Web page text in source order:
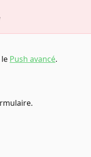
Push avancé.